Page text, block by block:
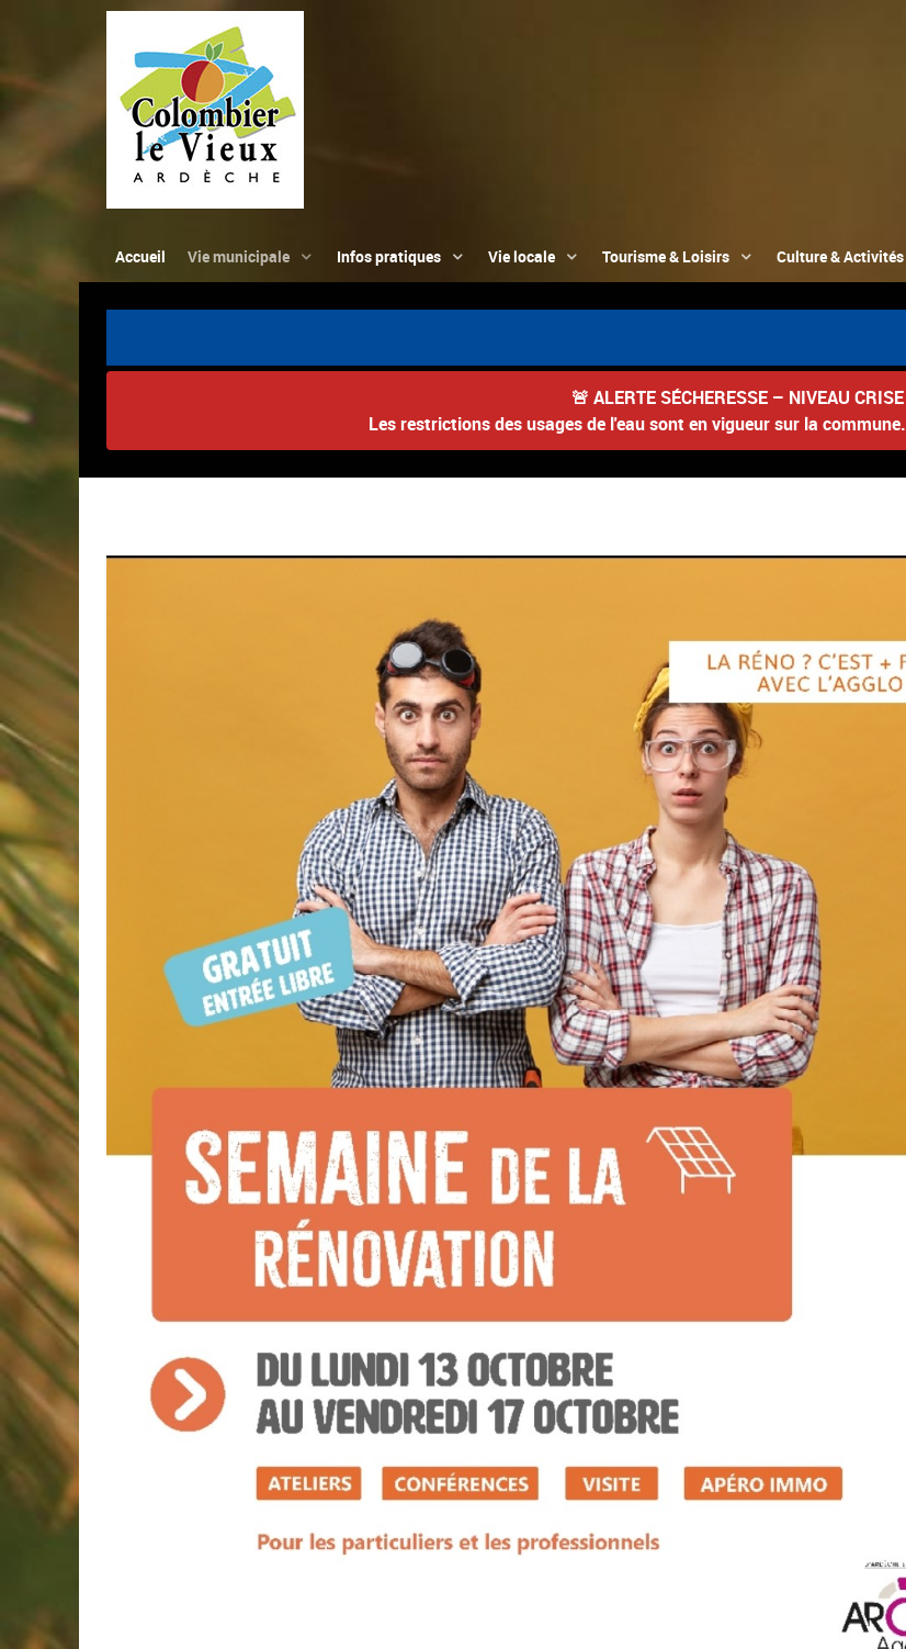
Accueil Vie municipale Infos pratiques Vie locale Tourisme & Loisirs Culture & Activités
🚨 ALERTE SÉCHERESSE – NIVEAU CRISE
Les restrictions des usages de l'eau sont en vigueur sur la commune.